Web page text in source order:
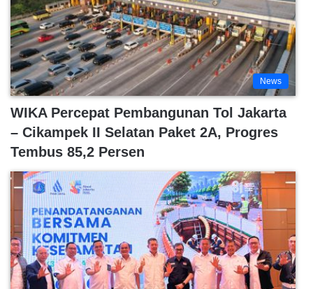
News
WIKA Percepat Pembangunan Tol Jakarta
– Cikampek II Selatan Paket 2A, Progres
Tembus 85,2 Persen